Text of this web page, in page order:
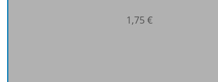
1,75 €